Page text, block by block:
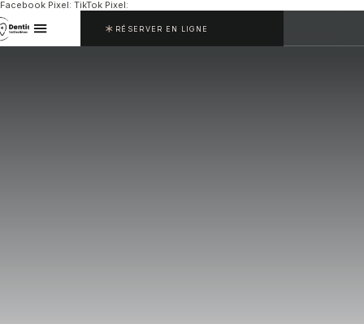
Facebook Pixel: TikTok Pixel:
RÉSERVER EN LIGNE